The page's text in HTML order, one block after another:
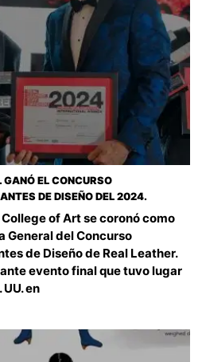
GANÓ EL CONCURSO
DE DISEÑO DEL 2024.
of Art se coronó como
General del Concurso
de Diseño de Real Leather.
evento final que tuvo lugar
en